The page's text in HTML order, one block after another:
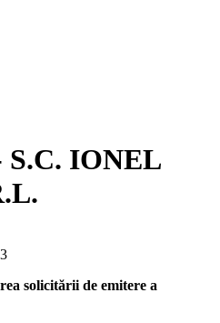
IONEL
solicitării de emitere a